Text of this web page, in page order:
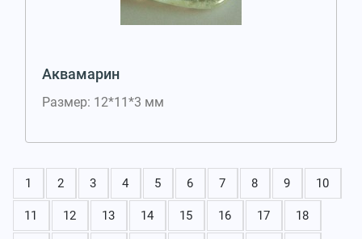
Аквамарин
Размер: 12*11*3 мм
1 2 3 4 5 6 7 8 9 10
11 12 13 14 15 16 17 18